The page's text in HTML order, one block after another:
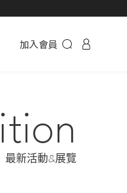
加入會員
最新活動&展覽